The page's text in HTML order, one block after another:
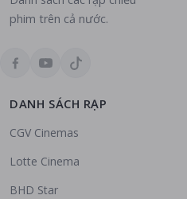
phim trên cả nước.
DANH SÁCH RẠP
CGV Cinemas
Lotte Cinema
BHD Star